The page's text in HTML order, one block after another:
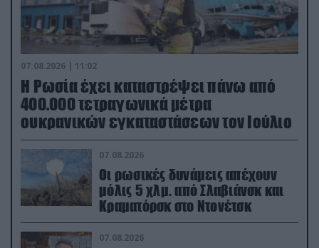
07.08.2026 | 11:02
Η Ρωσία έχει καταστρέψει πάνω από
400.000 τετραγωνικά μέτρα
ουκρανικών εγκαταστάσεων τον Ιούλιο
07.08.2026
Οι ρωσικές δυνάμεις απέχουν
μόλις 5 χλμ. από Σλαβιάνσκ και
Κραματόρσκ στο Ντονέτσκ
07.08.2026